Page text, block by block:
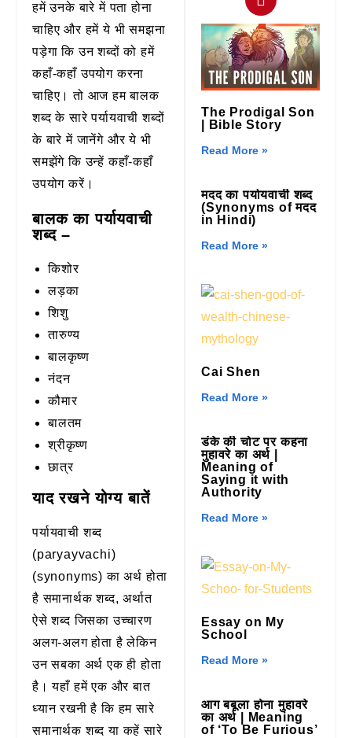
हमें उनके बारे में पता होना
चाहिए और हमें ये भी समझना
पड़ेगा कि उन शब्दों को हमें
कहाँ-कहाँ उपयोग करना
चाहिए। तो आज हम बालक
शब्द के सारे पर्यायवाची शब्दों
के बारे में जानेंगे और ये भी
समझेंगे कि उन्हें कहाँ-कहाँ
उपयोग करें।
बालक का पर्यायवाची
शब्द –
किशोर
लड़का
शिशु
तारुण्य
बालकृष्ण
नंदन
कौमार
बालतम
श्रीकृष्ण
छात्र
याद रखने योग्य बातें
पर्यायवाची शब्द
(paryayvachi)
(synonyms) का अर्थ होता
है समानार्थक शब्द, अर्थात
ऐसे शब्द जिसका उच्चारण
अलग-अलग होता है लेकिन
उन सबका अर्थ एक ही होता
है। यहाँ हमें एक और बात
ध्यान रखनी है कि हम सारे
समानार्थक शब्द या कहें सारे
The Prodigal Son
| Bible Story
Read More »
मदद का पर्यायवाची शब्द
(Synonyms of मदद
in Hindi)
Read More »
Cai Shen
Read More »
डंके की चोट पर कहना
मुहावरे का अर्थ |
Meaning of
Saying it with
Authority
Read More »
Essay on My
School
Read More »
आग बबूला होना मुहावरे
का अर्थ | Meaning
of ‘To Be Furious’